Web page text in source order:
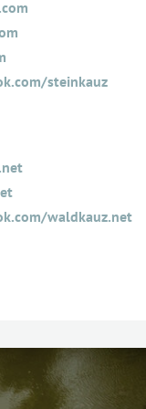
steinkauz
waldkauz.net